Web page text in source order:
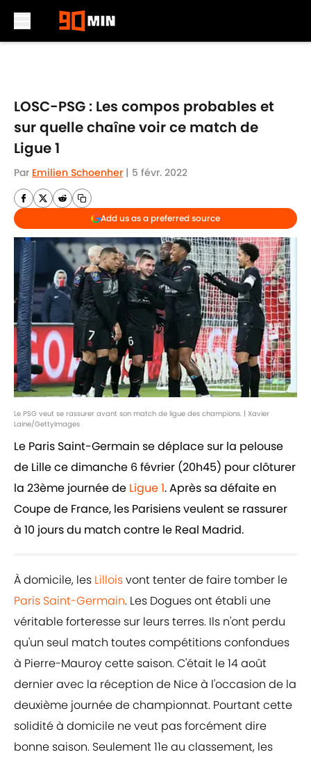
LOSC-PSG : Les compos probables et
sur quelle chaîne voir ce match de
Ligue 1
Par Emilien Schoenher | 5 févr. 2022
Add us as a preferred source
Le PSG veut se rassurer avant son match de ligue des champions. | Xavier
Laine/GettyImages
Le Paris Saint-Germain se déplace sur la pelouse
de Lille ce dimanche 6 février (20h45) pour clôturer
la 23ème journée de Ligue 1. Après sa défaite en
Coupe de France, les Parisiens veulent se rassurer
à 10 jours du match contre le Real Madrid.
À domicile, les Lilloisvont tenter de faire tomber le
Paris Saint-Germain. Les Dogues ont établi une
véritable forteresse sur leurs terres. Ils n'ont perdu
qu'un seul match toutes compétitions confondues
à Pierre-Mauroy cette saison. C'était le 14 août
dernier avec la réception de Nice à l'occasion de la
deuxième journée de championnat. Pourtant cette
solidité à domicile ne veut pas forcément dire
bonne saison. Seulement 11e au classement, les